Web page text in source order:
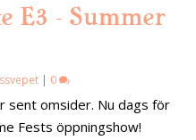
E3 – Summer
| 0
omsider. Nu dags för
Fests öppningshow!